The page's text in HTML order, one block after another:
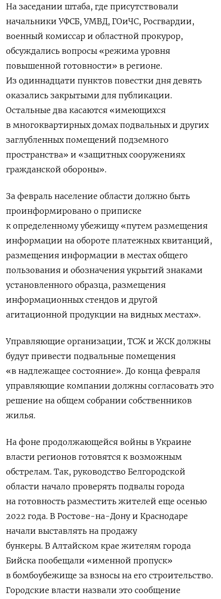
На заседании штаба, где присутствовали
начальники УФСБ, УМВД, ГОиЧС, Росгвардии,
военный комиссар и областной прокурор,
обсуждались вопросы «режима уровня
повышенной готовности» в регионе.
Из одиннадцати пунктов повестки дня девять
оказались закрытыми для публикации.
Остальные два касаются «имеющихся
в многоквартирных домах подвальных и других
заглубленных помещений подземного
пространства» и «защитных сооружениях
гражданской обороны».
За февраль население области должно быть
проинформировано о приписке
к определенному убежищу «путем размещения
информации на обороте платежных квитанций,
размещения информации в местах общего
пользования и обозначения укрытий знаками
установленного образца, размещения
информационных стендов и другой
агитационной продукции на видных местах».
Управляющие организации, ТСЖ и ЖСК должны
будут привести подвальные помещения
«в надлежащее состояние». До конца февраля
управляющие компании должны согласовать это
решение на общем собрании собственников
жилья.
На фоне продолжающейся войны в Украине
власти регионов готовятся к возможным
обстрелам. Так, руководство Белгородской
области начало проверять подвалы города
на готовность разместить жителей еще осенью
2022 года. В Ростове-на-Дону и Краснодаре
начали выставлять на продажу
бункеры. В Алтайском крае жителям города
Бийска пообещали «именной пропуск»
в бомбоубежище за взносы на его строительство.
Городские власти назвали это сообщение